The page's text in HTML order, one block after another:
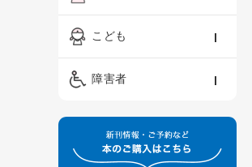
精神保健福祉士
保育士
認知症ケア・介護技術
ーシャルワーク
看護
制度
こども
保育・教育／発達障害
障害者
障害者支援・福祉